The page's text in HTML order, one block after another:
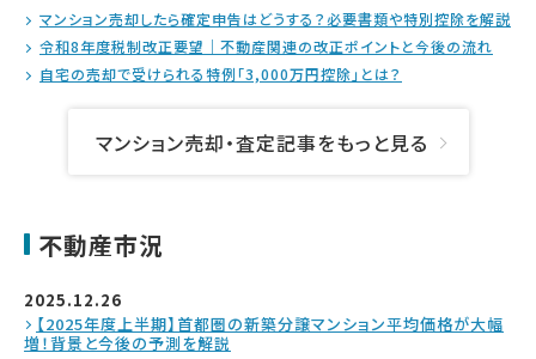
マンション売却したら確定申告はどうする？必要書類や特別控除を解説
令和8年度税制改正要望｜不動産関連の改正ポイントと今後の流れ
自宅の売却で受けられる特例「3,000万円控除」とは？
マンション売却・査定記事をもっと見る
不動産市況
2025.12.26
【2025年度上半期】首都圏の新築分譲マンション平均価格が大幅
増！背景と今後の予測を解説